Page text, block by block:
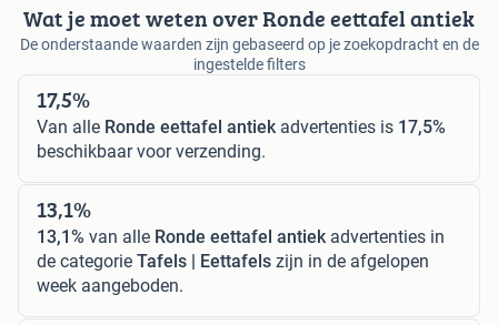
Wat je moet weten over Ronde eettafel antiek
De onderstaande waarden zijn gebaseerd op je zoekopdracht en de
ingestelde filters
17,5%
Van alle Ronde eettafel antiekadvertenties is 17,5%
beschikbaar voor verzending.
13,1%
13,1% van alle Ronde eettafel antiekadvertenties in
de categorie Tafels | Eettafels zijn in de afgelopen
week aangeboden.